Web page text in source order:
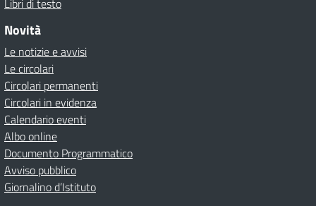
Libri di testo
Novità
Le notizie e avvisi
Le circolari
Circolari permanenti
Circolari in evidenza
Calendario eventi
Albo online
Documento Programmatico
Avviso pubblico
Giornalino d’Istituto